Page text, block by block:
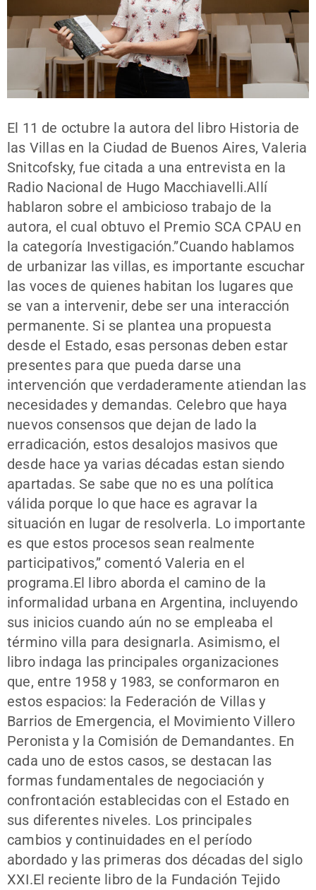
El 11 de octubre la autora del libro Historia de
las Villas en la Ciudad de Buenos Aires, Valeria
Snitcofsky, fue citada a una entrevista en la
Radio Nacional de Hugo Macchiavelli.Allí
hablaron sobre el ambicioso trabajo de la
autora, el cual obtuvo el Premio SCA CPAU en
la categoría Investigación.”Cuando hablamos
de urbanizar las villas, es importante escuchar
las voces de quienes habitan los lugares que
se van a intervenir, debe ser una interacción
permanente. Si se plantea una propuesta
desde el Estado, esas personas deben estar
presentes para que pueda darse una
intervención que verdaderamente atiendan las
necesidades y demandas. Celebro que haya
nuevos consensos que dejan de lado la
erradicación, estos desalojos masivos que
desde hace ya varias décadas estan siendo
apartadas. Se sabe que no es una política
válida porque lo que hace es agravar la
situación en lugar de resolverla. Lo importante
es que estos procesos sean realmente
participativos,” comentó Valeria en el
programa.El libro aborda el camino de la
informalidad urbana en Argentina, incluyendo
sus inicios cuando aún no se empleaba el
término villa para designarla. Asimismo, el
libro indaga las principales organizaciones
que, entre 1958 y 1983, se conformaron en
estos espacios: la Federación de Villas y
Barrios de Emergencia, el Movimiento Villero
Peronista y la Comisión de Demandantes. En
cada uno de estos casos, se destacan las
formas fundamentales de negociación y
confrontación establecidas con el Estado en
sus diferentes niveles. Los principales
cambios y continuidades en el período
abordado y las primeras dos décadas del siglo
XXI.El reciente libro de la Fundación Tejido